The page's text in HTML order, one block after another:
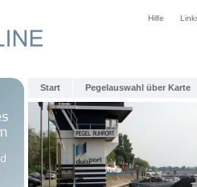
Hilfe
Start Pegelauswahl über Karte